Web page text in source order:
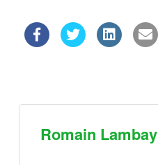
Romain Lambay